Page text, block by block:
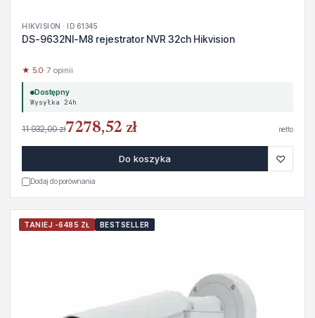
HIKVISION · ID 61345
DS-9632NI-M8 rejestrator NVR 32ch Hikvision
★ 5.0· 7 opinii
Dostępny
Wysyłka 24h
11 932,00 zł7278,52 zł netto
Do koszyka ♡
Dodaj do porównania
TANIEJ -6485 ZŁ BESTSELLER